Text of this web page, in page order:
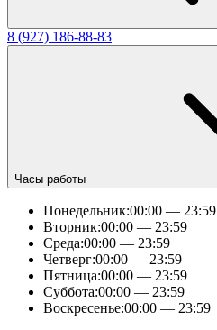
8 (927) 186-88-83
Часы работы
Понедельник:00:00 — 23:59
Вторник:00:00 — 23:59
Среда:00:00 — 23:59
Четверг:00:00 — 23:59
Пятница:00:00 — 23:59
Суббота:00:00 — 23:59
Воскресенье:00:00 — 23:59